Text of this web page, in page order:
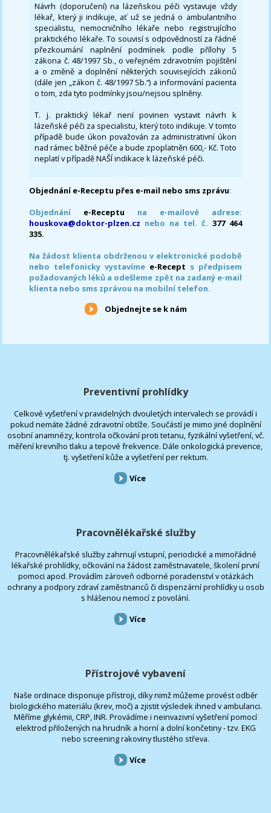
Návrh (doporučení) na lázeňskou péči vystavuje vždy
lékař, který ji indikuje, ať už se jedná o ambulantního
specialistu, nemocničního lékaře nebo registrujícího
praktického lékaře. To souvisí s odpovědností za řádné
přezkoumání naplnění podmínek podle přílohy 5
zákona č. 48/1997 Sb., o veřejném zdravotním pojištění
a o změně a doplnění některých souvisejících zákonů
(dále jen „zákon č. 48/1997 Sb.“) a informování pacienta
o tom, zda tyto podmínky jsou/nejsou splněny.
T. j. praktický lékař není povinen vystavit návrh k
lázeňské péči za specialistu, který toto indikuje. V tomto
případě bude úkon považován za administrativní úkon
nad rámec běžné péče a bude zpoplatněn 600,- Kč. Toto
neplatí v případě NAŠÍ indikace k lázeňské péči.
Objednání e-Receptu přes e-mail nebo sms zprávu:
Objednání e-Receptu na e-mailové adrese:
houskova@doktor-plzen.cz nebo na tel. č. 377 464
335.
Na žádost klienta obdrženou v elektronické podobě
nebo telefonicky vystavíme e-Recept s předpisem
požadovaných léků a odešleme zpět na zadaný e-mail
klienta nebo sms zprávou na mobilní telefon.
Objednejte se k nám
Preventivní prohlídky
Celkové vyšetření v pravidelných dvouletých intervalech se provádí i
pokud nemáte žádné zdravotní obtíže. Součástí je mimo jiné doplnění
osobní anamnézy, kontrola očkování proti tetanu, fyzikální vyšetření, vč.
měření krevního tlaku a tepové frekvence. Dále onkologická prevence,
tj. vyšetření kůže a vyšetření per rektum.
Více
Pracovnělékařské služby
Pracovnělékařské služby zahrnují vstupní, periodické a mimořádné
lékařské prohlídky, očkování na žádost zaměstnavatele, školení první
pomoci apod. Provádím zároveň odborné poradenství v otázkách
ochrany a podpory zdraví zaměstnanců či dispenzární prohlídky u osob
s hlášenou nemocí z povolání.
Více
Přístrojové vybavení
Naše ordinace disponuje přístroji, díky nimž můžeme provést odběr
biologického materiálu (krev, moč) a zjistit výsledek ihned v ambulanci.
Měříme glykémii, CRP, INR. Provádíme i neinvazivní vyšetření pomocí
elektrod přiložených na hrudník a horní a dolní končetiny - tzv. EKG
nebo screening rakoviny tlustého střeva.
Více